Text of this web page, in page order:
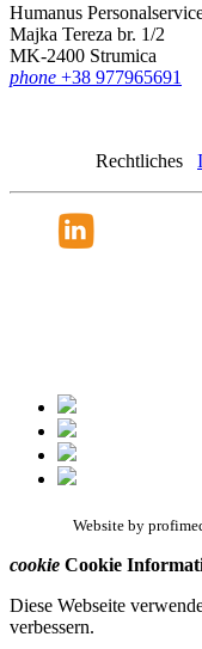
Humanus
Majka Tereza br. 1/2
MK-2400 Strumica
phone +38 977965691
Rechtliches
Website by
cookie Cookie
Diese Webseite
verbessern.